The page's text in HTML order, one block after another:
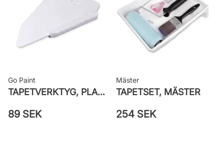
väggen
Leverantörens artikelnummer: 7782
Go Paint
TAPETVERKTYG, PLAST GO PAINT
89 SEK
Mäster
TAPETSET, MÄSTER
254 SEK